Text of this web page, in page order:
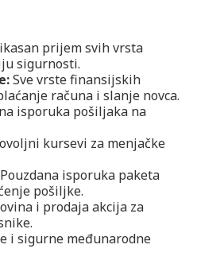
prijem svih vrsta
sigurnosti.
Sve vrste finansijskih
računa i slanje novca.
isporuka pošiljaka na
kursevi za menjačke
Pouzdana isporuka paketa
pošiljke.
i prodaja akcija za
i sigurne međunarodne